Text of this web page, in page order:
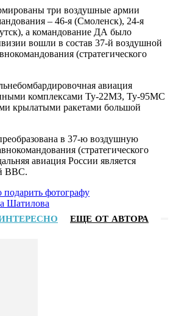
три воздушные армии
– 46-я (Смоленск), 24-я
а командование ДА было
вошли в состав 37-й воздушной
(стратегического
авиация
комплексами Ту-22МЗ, Ту-95МС
крылатыми ракетами большой
в 37-ю воздушную
(стратегического
авиация России является
ВВС.
подарить фотографу
Шатилова
ЕЩЕ ОТ АВТОРА